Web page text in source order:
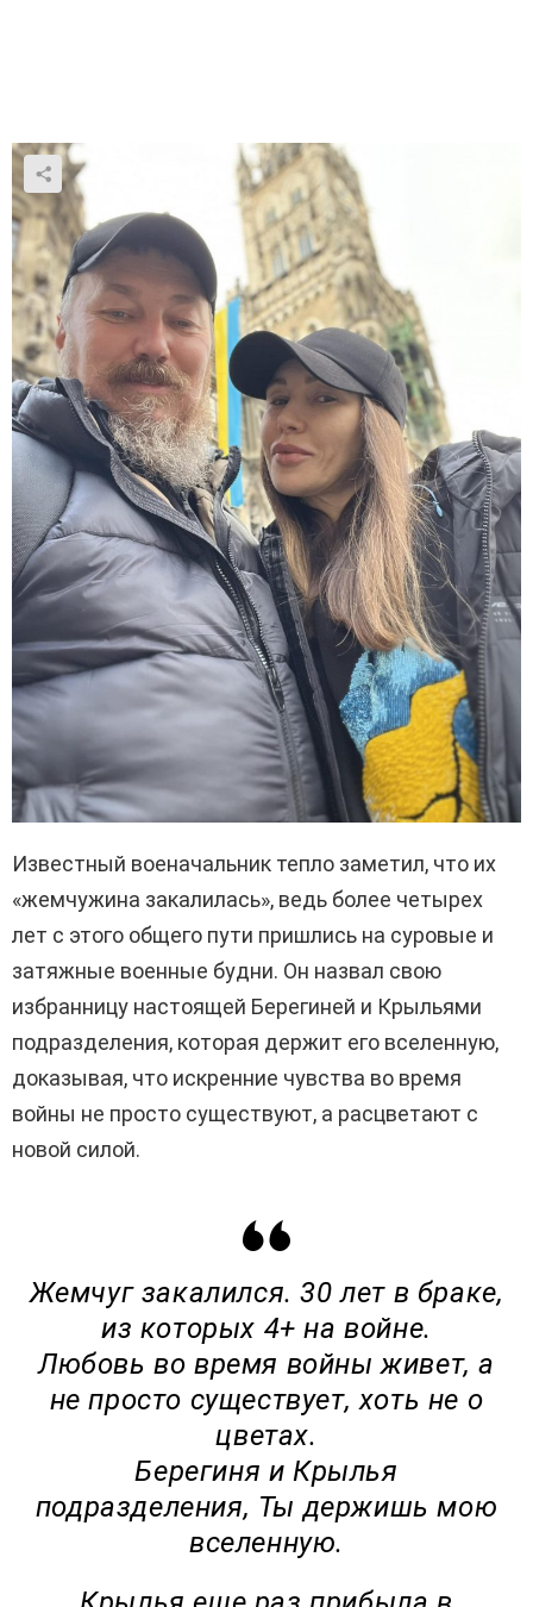
Известный военачальник тепло заметил, что их
«жемчужина закалилась», ведь более четырех
лет с этого общего пути пришлись на суровые и
затяжные военные будни. Он назвал свою
избранницу настоящей Берегиней и Крыльями
подразделения, которая держит его вселенную,
доказывая, что искренние чувства во время
войны не просто существуют, а расцветают с
новой силой.
Жемчуг закалился. 30 лет в браке,
из которых 4+ на войне.
Любовь во время войны живет, а
не просто существует, хоть не о
цветах.
Берегиня и Крылья
подразделения, Ты держишь мою
вселенную.